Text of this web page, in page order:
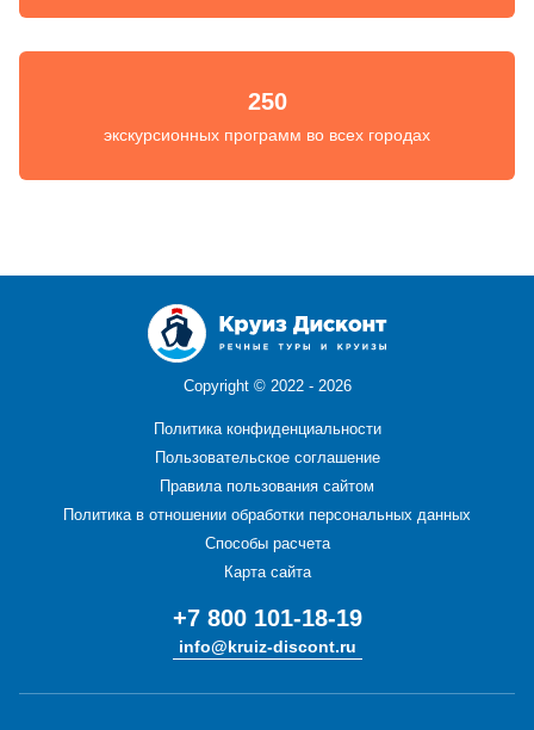
250
экскурсионных программ во всех городах
Copyright © 2022 - 2026
Политика конфиденциальности
Пользовательское соглашение
Правила пользования сайтом
Политика в отношении обработки персональных данных
Способы расчета
Карта сайта
+7 800 101-18-19
info@kruiz-discont.ru